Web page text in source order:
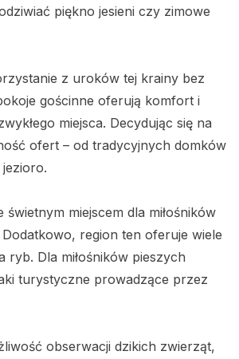
piękno jesieni czy zimowe
z uroków tej krainy bez
gościnne oferują komfort i
miejsca. Decydując się na
ofert – od tradycyjnych domków
miejscem dla miłośników
region ten oferuje wiele
ryb. Dla miłośników pieszych
turystyczne prowadzące przez
obserwacji dzikich zwierząt,